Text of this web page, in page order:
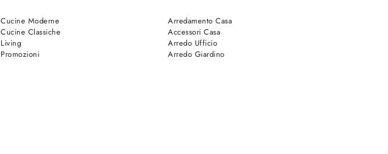
Cucine Moderne
Cucine Classiche
Living
Promozioni
Arredamento Casa
Accessori Casa
Arredo Ufficio
Arredo Giardino